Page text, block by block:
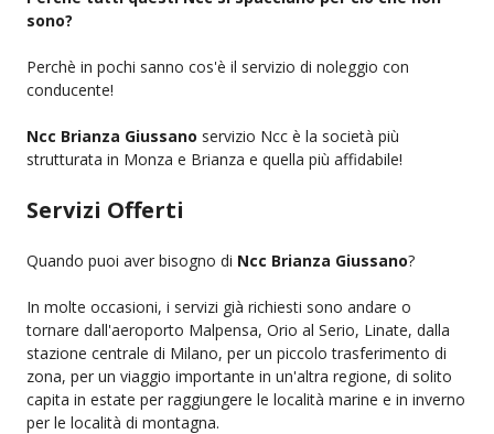
sono?
Perchè in pochi sanno cos'è il servizio di noleggio con
conducente!
Ncc Brianza Giussano servizio Ncc è la società più
strutturata in Monza e Brianza e quella più affidabile!
Servizi Offerti
Quando puoi aver bisogno di Ncc Brianza Giussano?
In molte occasioni, i servizi già richiesti sono andare o
tornare dall'aeroporto Malpensa, Orio al Serio, Linate, dalla
stazione centrale di Milano, per un piccolo trasferimento di
zona, per un viaggio importante in un'altra regione, di solito
capita in estate per raggiungere le località marine e in inverno
per le località di montagna.